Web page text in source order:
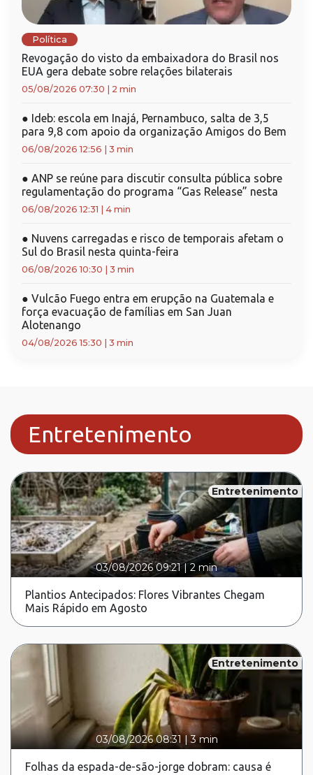
Política
Revogação do visto da embaixadora do Brasil nos
EUA gera debate sobre relações bilaterais
05/08/2026 07:30 2 min
● Ideb: escola em Inajá, Pernambuco, salta de 3,5
para 9,8 com apoio da organização Amigos do Bem
06/08/2026 12:56 3 min
● ANP se reúne para discutir consulta pública sobre
regulamentação do programa “Gas Release” nesta
06/08/2026 12:31 4 min
● Nuvens carregadas e risco de temporais afetam o
Sul do Brasil nesta quinta-feira
06/08/2026 10:30 3 min
● Vulcão Fuego entra em erupção na Guatemala e
força evacuação de famílias em San Juan
Alotenango
04/08/2026 15:30 3 min
Entretenimento
Entretenimento
03/08/2026 09:21|2 min
Plantios Antecipados: Flores Vibrantes Chegam
Mais Rápido em Agosto
Entretenimento
03/08/2026 08:31 |3 min
Folhas da espada-de-são-jorge dobram: causa é